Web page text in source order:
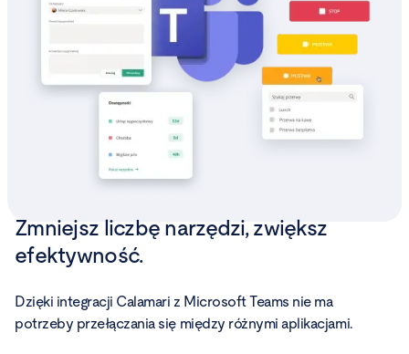
Zmniejsz liczbę narzędzi, zwiększ
efektywność.
Dzięki integracji Calamari z Microsoft Teams nie ma
potrzeby przełączania się między różnymi aplikacjami.